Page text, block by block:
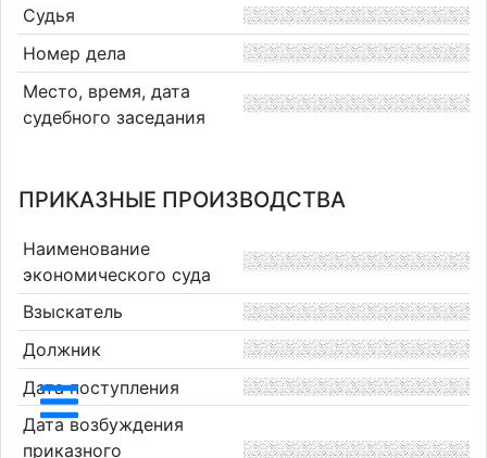
Судья
Номер дела
Место, время, дата
судебного заседания
ПРИКАЗНЫЕ ПРОИЗВОДСТВА
Наименование
экономического суда
Взыскатель
Должник
Дата поступления
Дата возбуждения
приказного